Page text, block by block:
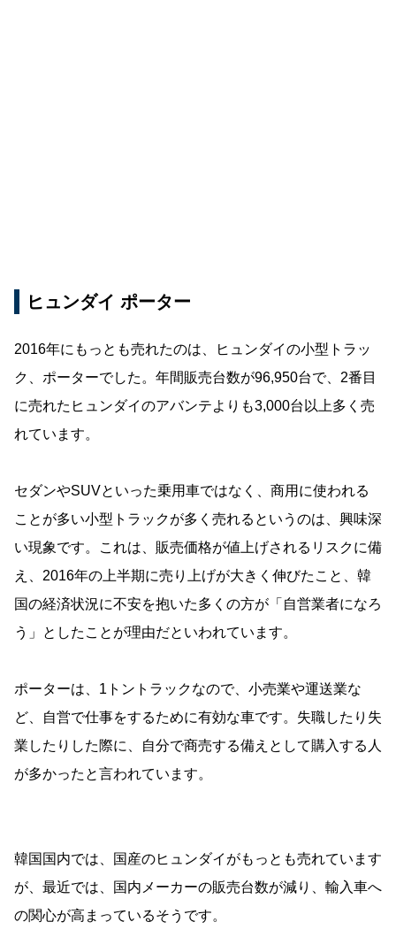
ヒュンダイ ポーター
2016年にもっとも売れたのは、ヒュンダイの小型トラッ
ク、ポーターでした。年間販売台数が96,950台で、2番目
に売れたヒュンダイのアバンテよりも3,000台以上多く売
れています。
セダンやSUVといった乗用車ではなく、商用に使われる
ことが多い小型トラックが多く売れるというのは、興味深
い現象です。これは、販売価格が値上げされるリスクに備
え、2016年の上半期に売り上げが大きく伸びたこと、韓
国の経済状況に不安を抱いた多くの方が「自営業者になろ
う」としたことが理由だといわれています。
ポーターは、1トントラックなので、小売業や運送業な
ど、自営で仕事をするために有効な車です。失職したり失
業したりした際に、自分で商売する備えとして購入する人
が多かったと言われています。
韓国国内では、国産のヒュンダイがもっとも売れています
が、最近では、国内メーカーの販売台数が減り、輸入車へ
の関心が高まっているそうです。